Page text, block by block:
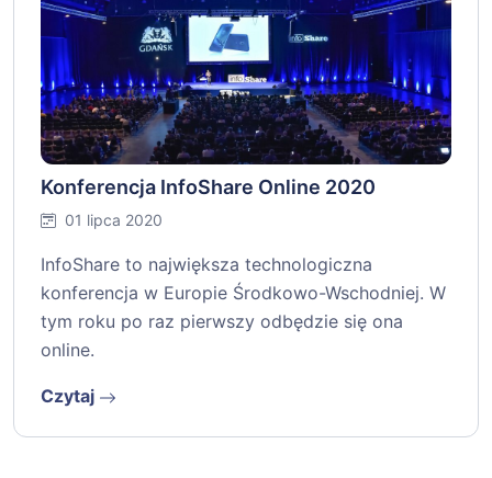
Konferencja InfoShare Online 2020
01 lipca 2020
InfoShare to największa technologiczna
konferencja w Europie Środkowo-Wschodniej. W
tym roku po raz pierwszy odbędzie się ona
online.
Czytaj